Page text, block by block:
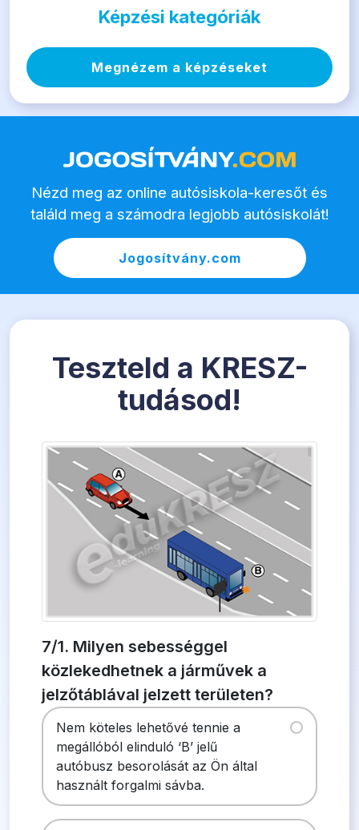
Képzési kategóriák
Megnézem a képzéseket
Nézd meg az online autósiskola-keresőt és
találd meg a számodra legjobb autósiskolát!
Jogosítvány.com
Teszteld a KRESZ-
tudásod!
7/1. Milyen sebességgel
közlekedhetnek a járművek a
jelzőtáblával jelzett területen?
Nem köteles lehetővé tennie a
megállóból elinduló ‘B’ jelű
autóbusz besorolását az Ön által
használt forgalmi sávba.